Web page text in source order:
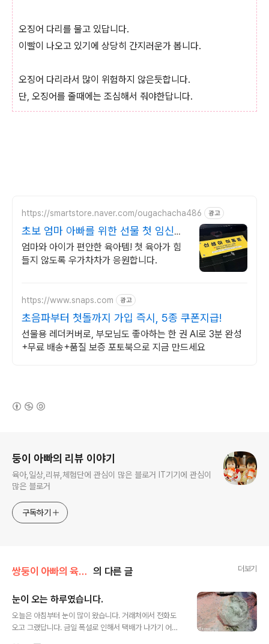
오징어 다리를 물고 있답니다.
이빨이 나오고 있기에 상당히 간지러운가 봅니다.
오징어 다리라서 많이 위험하지 않은듯합니다.
단, 오징어를 줄때에는 조심해서 줘야한답니다.
https://smartstore.naver.com/ougachacha486 광고
초보 엄마 아빠를 위한 선물 첫 임신육
아가 힘들지 않도록
엄마와 아이가 편안한 육아템! 첫 육아가 힘
들지 않도록 우가차차가 응원합니다.
https://www.snaps.com 광고
초음파부터 첫돌까지 가입 즉시, 5종 쿠폰지급!
선물용 레더커버로, 부모님도 좋아하는 한 권 AI로 3분 완성
+무료 배송+품질 보증 포토북으로 지금 만드세요
둥이 아빠의 리뷰 이야기
육아,일상,리뷰,체험단에 관심이 많은 블로거 IT기기에 관심이
많은 블로거
구독하기
쌍둥이 아빠의 육아이야기/육아 일기 의 다른 글 더보기
눈이 오는 하루였습니다.
오늘은 아침부터 눈이 많이 왔습니다. 거래처에서 전화도
오고 그랬답니다. 금일 폭설로 인해서 택배가 나가기 어렵